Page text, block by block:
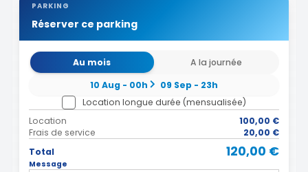
PARKING
Réserver ce parking
Au mois
A la journée
10 Aug - 00h
09 Sep - 23h
Location longue durée (mensualisée)
Location
100,00 €
Frais de service
20,00 €
Total
120,00 €
Message